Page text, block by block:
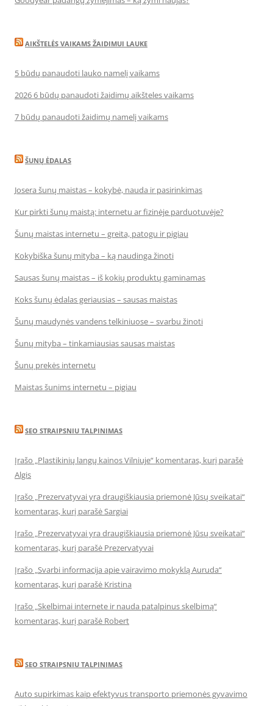
AIKŠTELĖS VAIKAMS ŽAIDIMUI LAUKE
5 būdų panaudoti lauko namelį vaikams
2026 6 būdų panaudoti žaidimų aikšteles vaikams
7 būdų panaudoti žaidimų namelį vaikams
ŠUNŲ ĖDALAS
Josera šunų maistas – kokybė, nauda ir pasirinkimas
Kur pirkti šunų maistą: internetu ar fizinėje parduotuvėje?
Šunų maistas internetu – greita, patogu ir pigiau
Kokybiška šunų mityba – ką naudinga žinoti
Sausas šunų maistas – iš kokių produktų gaminamas
Koks šunų ėdalas geriausias – sausas maistas
Šunų maudynės vandens telkiniuose – svarbu žinoti
Šunų mityba – tinkamiausias sausas maistas
Šunų prekės internetu
Maistas šunims internetu – pigiau
SEO STRAIPSNIU TALPINIMAS
Įrašo „Plastikinių langų kainos Vilniuje“ komentaras, kurį parašė
Algis
Įrašo „Prezervatyvai yra draugiškiausia priemonė Jūsų sveikatai“
komentaras, kurį parašė Sargiai
Įrašo „Prezervatyvai yra draugiškiausia priemonė Jūsų sveikatai“
komentaras, kurį parašė Prezervatyvai
Įrašo „Svarbi informacija apie vairavimo mokyklą Auruda“
komentaras, kurį parašė Kristina
Įrašo „Skelbimai internete ir nauda patalpinus skelbimą“
komentaras, kurį parašė Robert
SEO STRAIPSNIU TALPINIMAS
Auto supirkimas kaip efektyvus transporto priemonės gyvavimo